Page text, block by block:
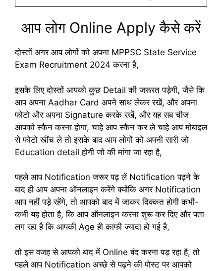
आप लोग Online Apply कैसे करें
दोस्तों अगर आप लोगों को अपना MPPSC State Service
Exam Recruitment 2024 करना है,
इसके लिए दोस्तों आपको कुछ Detail की जरूरत पड़ेगी, जैसे कि
आप अपना Aadhar Card अपने साथ लेकर रखें, और अपना
फोटो और अपना Signature करके रखें, और यह सब चीज
आपको स्कैन करना होगा, चाहे आप स्कैन कर ले चाहे आप मोबाइल
से फोटो खींच ले तो इसके बाद आप लोगों को अपनी सारी जो
Education detail होगी जो की मांगा जा रहा है,
पहले आप Notification जरूर पढ़ लें Notification पढ़ने के
बाद ही आप अपना ऑनलाइन करेंगे क्योंकि अगर Notification
आप नहीं पड़े रहेंगे, तो आपको बाद में जाकर दिक्कत होगी कभी-
कभी यह होता है, कि आप ऑनलाइन करना शुरू कर दिए और पता
लग रहा है कि आपकी Age ही काफी ज्यादा हो गई है,
तो इस वजह से आपको बाद में Online बंद करना पड़ रहा है, तो
पहले आप Notification अच्छे से पढ़ने की पोस्ट पर आपको